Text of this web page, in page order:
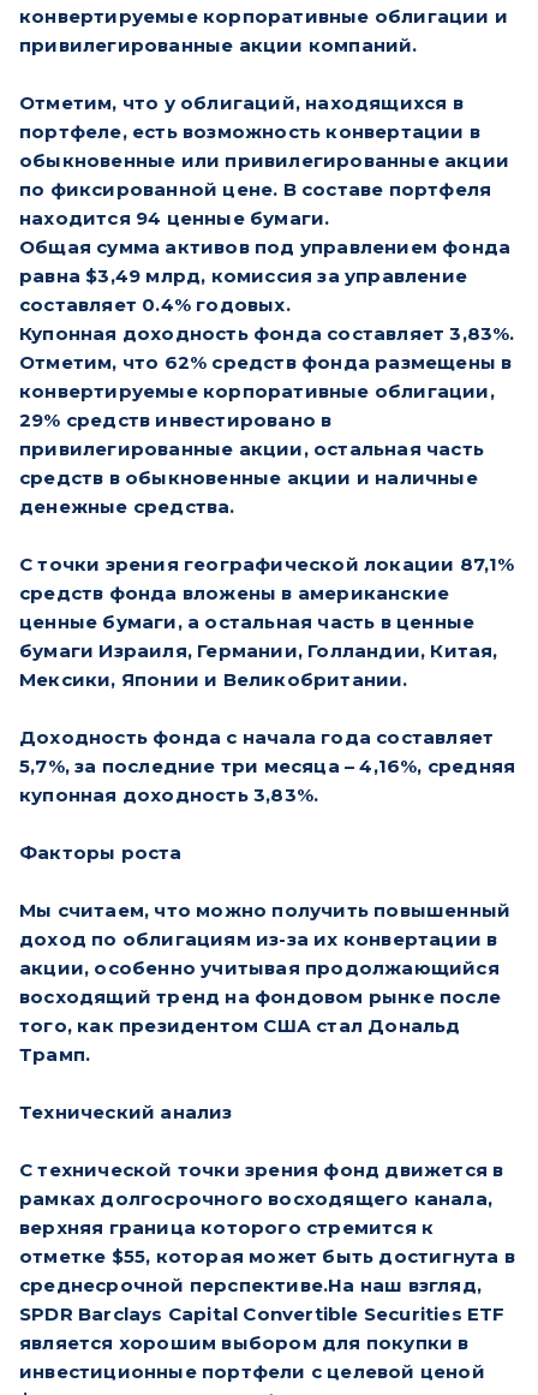
конвертируемые корпоративные облигации и
привилегированные акции компаний.
Отметим, что у облигаций, находящихся в
портфеле, есть возможность конвертации в
обыкновенные или привилегированные акции
по фиксированной цене. В составе портфеля
находится 94 ценные бумаги.
Общая сумма активов под управлением фонда
равна $3,49 млрд, комиссия за управление
составляет 0.4% годовых.
Купонная доходность фонда составляет 3,83%.
Отметим, что 62% средств фонда размещены в
конвертируемые корпоративные облигации,
29% средств инвестировано в
привилегированные акции, остальная часть
средств в обыкновенные акции и наличные
денежные средства.
С точки зрения географической локации 87,1%
средств фонда вложены в американские
ценные бумаги, а остальная часть в ценные
бумаги Израиля, Германии, Голландии, Китая,
Мексики, Японии и Великобритании.
Доходность фонда с начала года составляет
5,7%, за последние три месяца – 4,16%, средняя
купонная доходность 3,83%.
Факторы роста
Мы считаем, что можно получить повышенный
доход по облигациям из-за их конвертации в
акции, особенно учитывая продолжающийся
восходящий тренд на фондовом рынке после
того, как президентом США стал Дональд
Трамп.
Технический анализ
С технической точки зрения фонд движется в
рамках долгосрочного восходящего канала,
верхняя граница которого стремится к
отметке $55, которая может быть достигнута в
среднесрочной перспективе.На наш взгляд,
SPDR Barclays Capital Convertible Securities ETF
является хорошим выбором для покупки в
инвестиционные портфели с целевой ценой